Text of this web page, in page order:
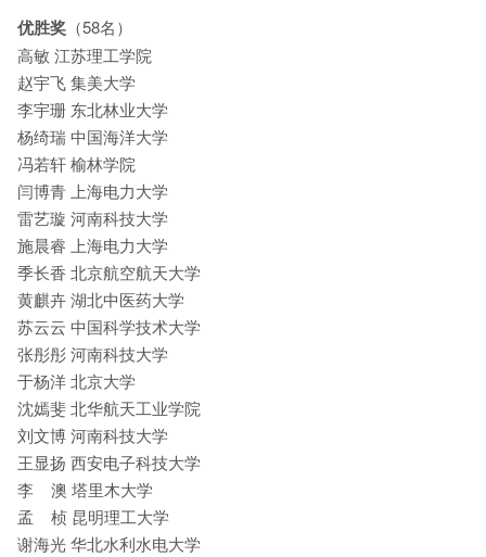
优胜奖 （58名）
高敏 江苏理工学院
赵宇飞 集美大学
李宇珊 东北林业大学
杨绮瑞 中国海洋大学
冯若轩 榆林学院
闫博青 上海电力大学
雷艺璇 河南科技大学
施晨睿 上海电力大学
季长香 北京航空航天大学
黄麒卉 湖北中医药大学
苏云云 中国科学技术大学
张彤彤 河南科技大学
于杨洋 北京大学
沈嫣斐 北华航天工业学院
刘文博 河南科技大学
王显扬 西安电子科技大学
李 澳 塔里木大学
孟 桢 昆明理工大学
谢海光 华北水利水电大学